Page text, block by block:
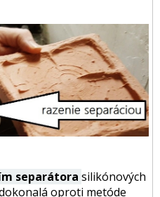
separátora silikónových
oproti metóde